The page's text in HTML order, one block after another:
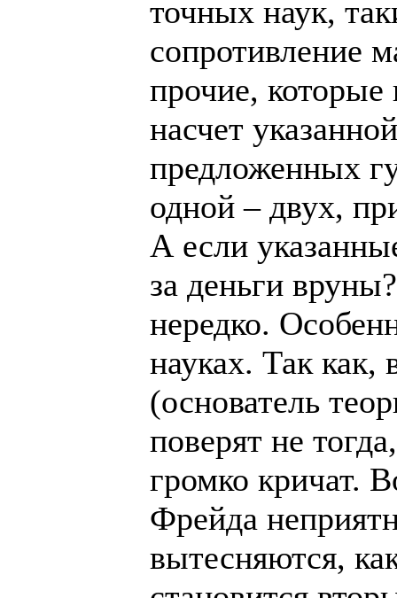
точных наук,
сопротивление
прочие, которые
насчет
предложенных
одной – двух,
А если
за деньги
нередко.
науках. Так
(основатель
поверят не
громко кричат.
Фрейда
вытесняются,